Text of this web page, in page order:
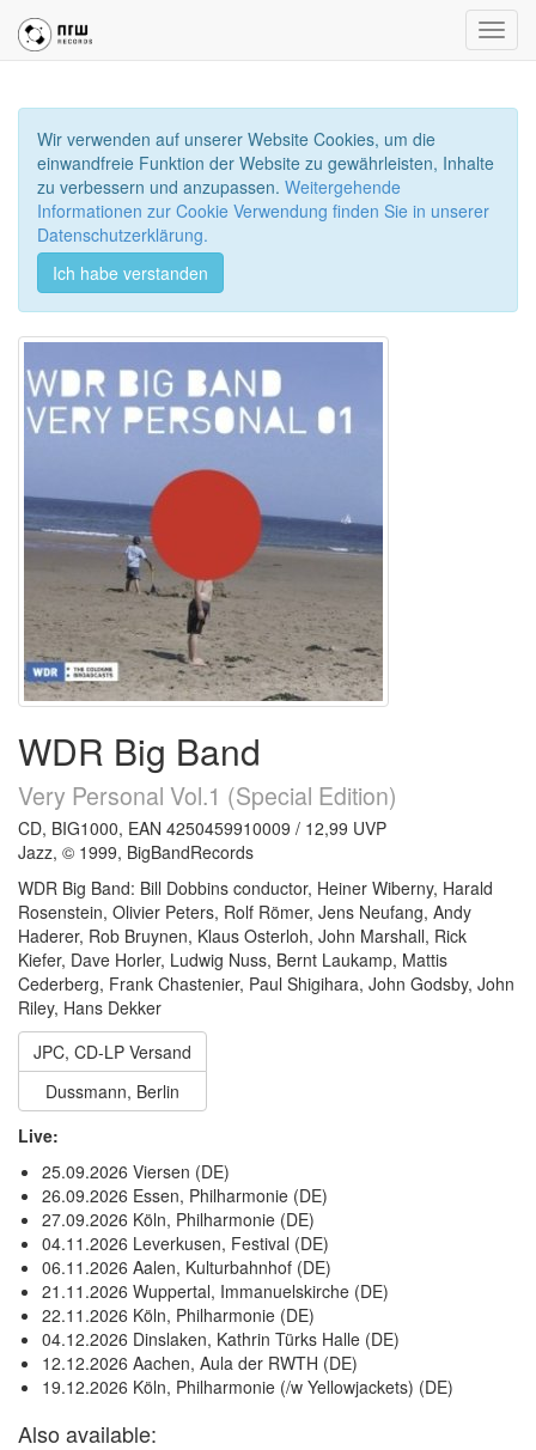
Wir verwenden auf unserer Website Cookies, um die
einwandfreie Funktion der Website zu gewährleisten, Inhalte
zu verbessern und anzupassen. Weitergehende
Informationen zur Cookie Verwendung finden Sie in unserer
Datenschutzerklärung.
Ich habe verstanden
WDR Big Band
Very Personal Vol.1 (Special Edition)
CD, BIG1000, EAN 4250459910009 / 12,99 UVP
Jazz, © 1999, BigBandRecords
WDR Big Band: Bill Dobbins conductor, Heiner Wiberny, Harald
Rosenstein, Olivier Peters, Rolf Römer, Jens Neufang, Andy
Haderer, Rob Bruynen, Klaus Osterloh, John Marshall, Rick
Kiefer, Dave Horler, Ludwig Nuss, Bernt Laukamp, Mattis
Cederberg, Frank Chastenier, Paul Shigihara, John Godsby, John
Riley, Hans Dekker
JPC, CD-LP Versand
Dussmann, Berlin
Live:
25.09.2026 Viersen (DE)
26.09.2026 Essen, Philharmonie (DE)
27.09.2026 Köln, Philharmonie (DE)
04.11.2026 Leverkusen, Festival (DE)
06.11.2026 Aalen, Kulturbahnhof (DE)
21.11.2026 Wuppertal, Immanuelskirche (DE)
22.11.2026 Köln, Philharmonie (DE)
04.12.2026 Dinslaken, Kathrin Türks Halle (DE)
12.12.2026 Aachen, Aula der RWTH (DE)
19.12.2026 Köln, Philharmonie (/w Yellowjackets) (DE)
Also available: